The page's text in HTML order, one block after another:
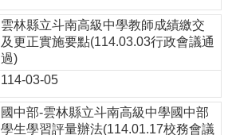
雲林縣立斗南高級中學教師成績繳交
及更正實施要點(114.03.03行政會議通
過)
114-03-05
國中部-雲林縣立斗南高級中學國中部
學生學習評量辦法(114.01.17校務會議